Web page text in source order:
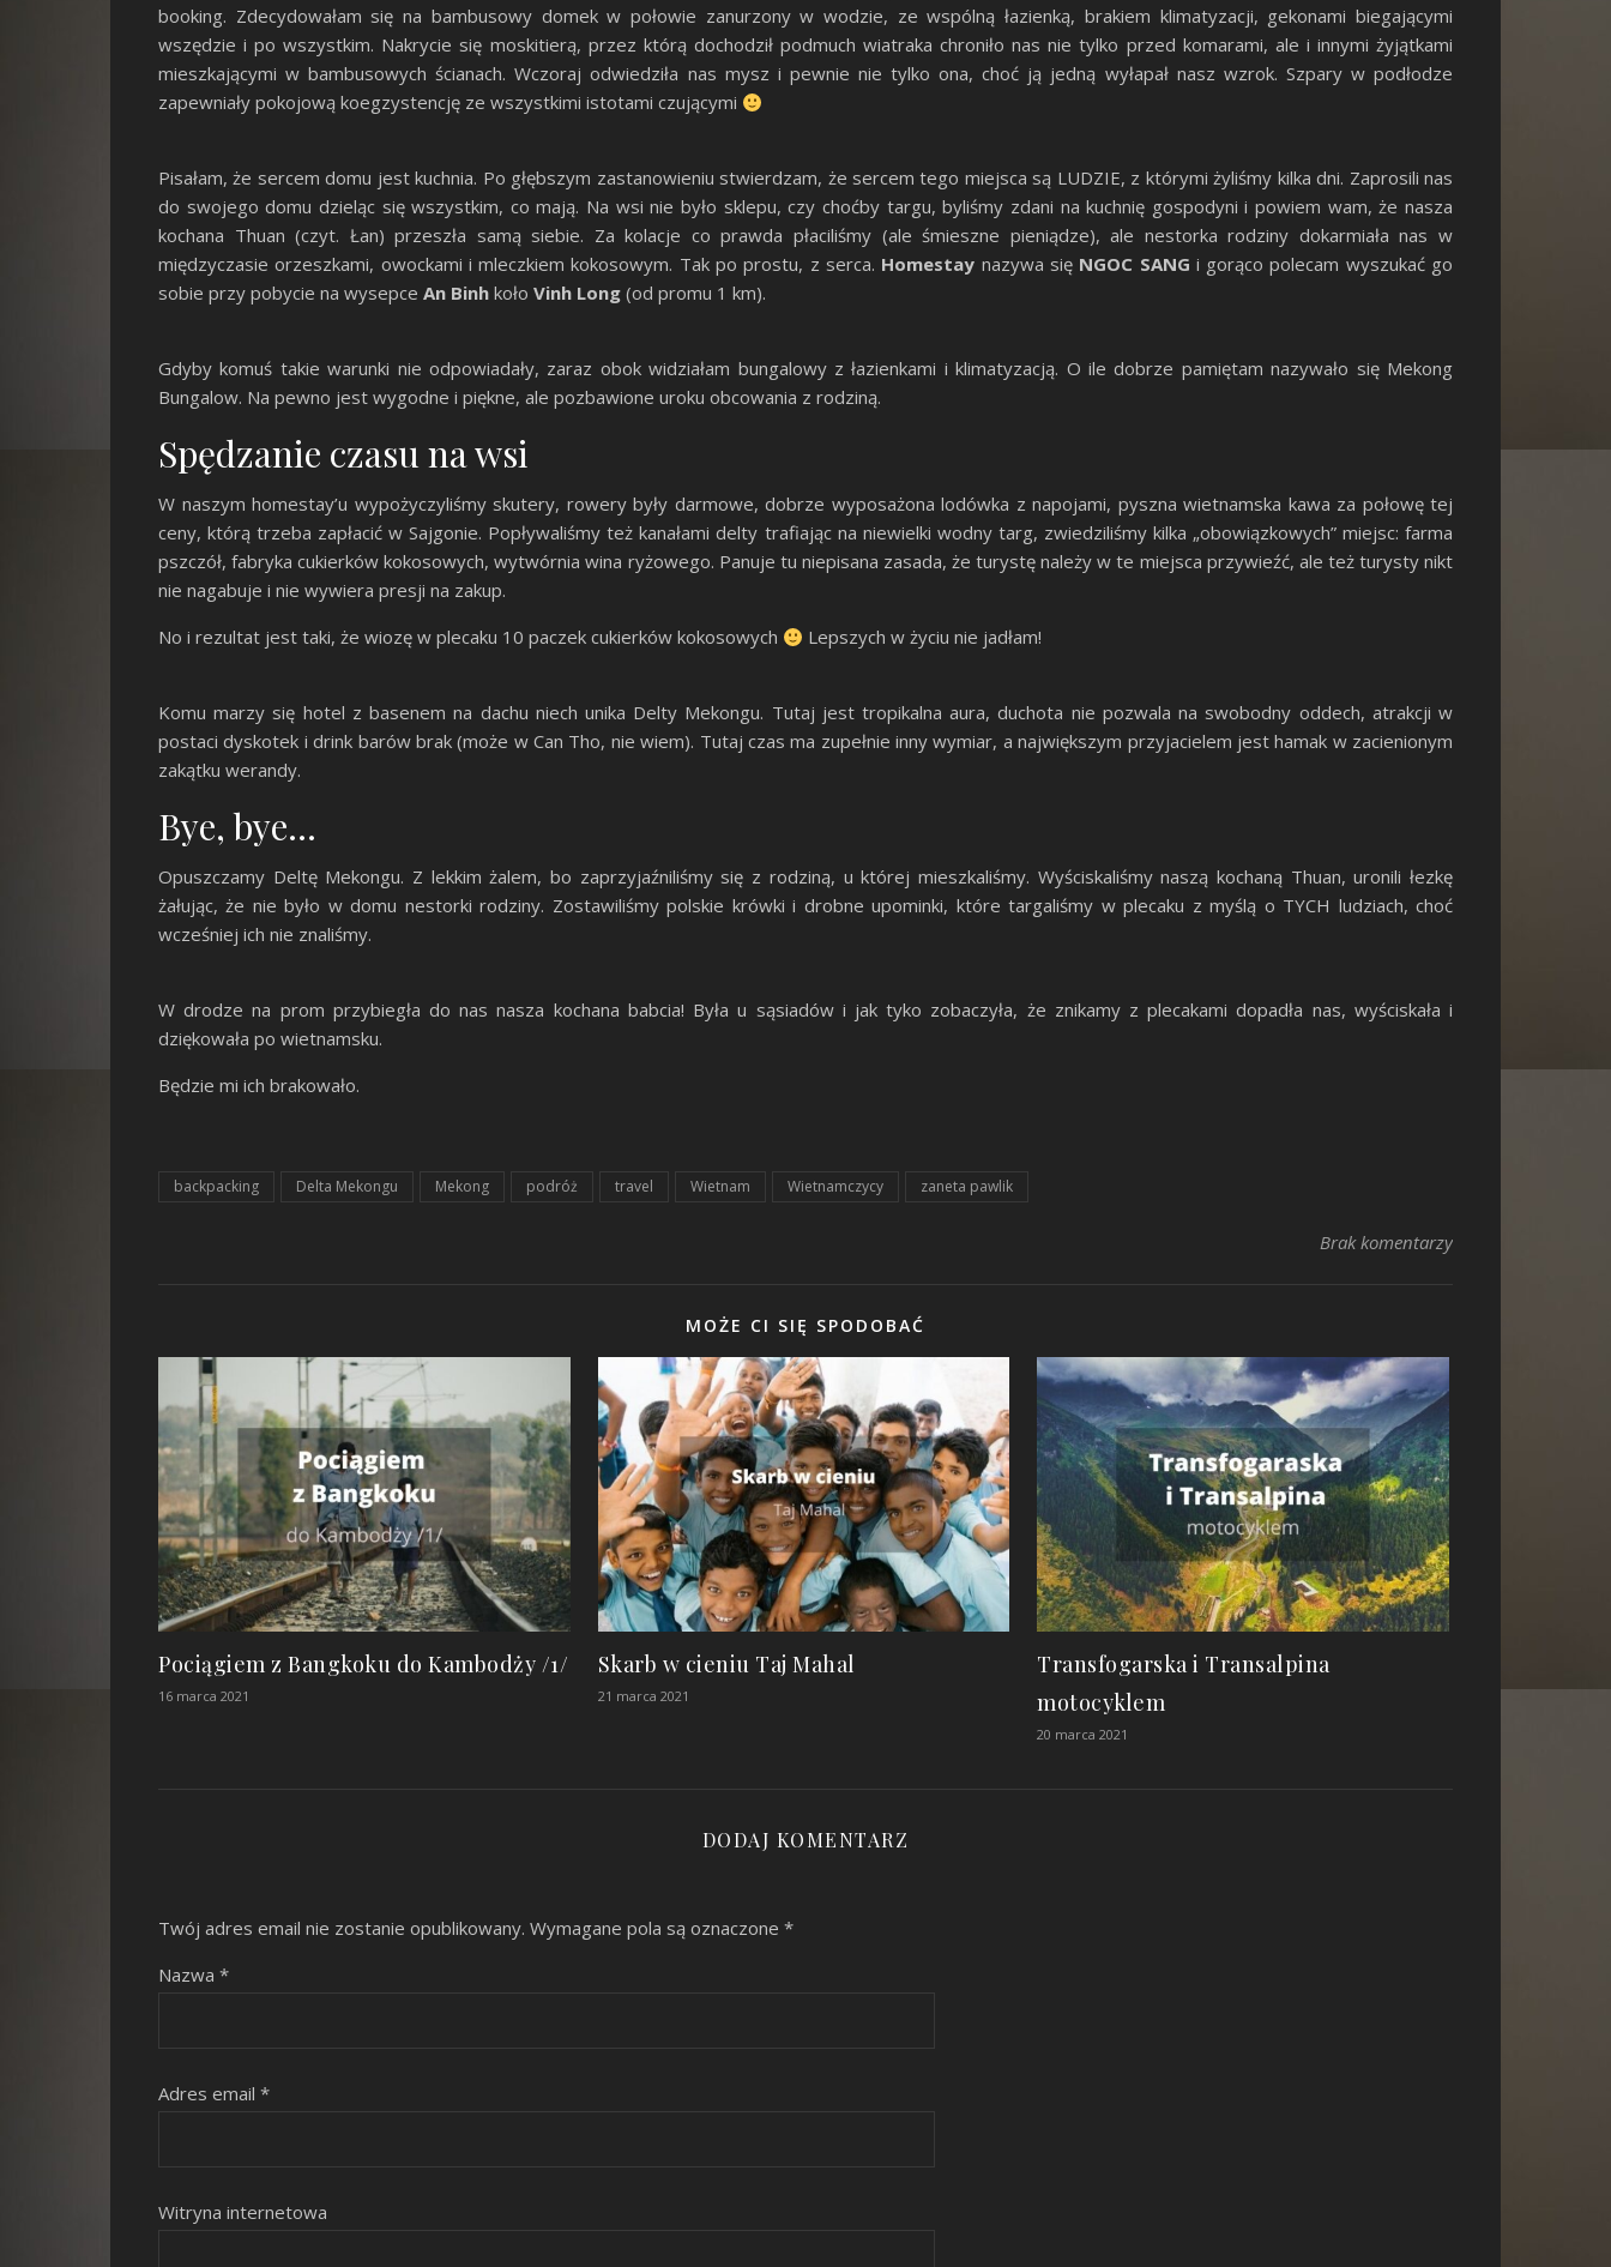
booking. Zdecydowałam się na bambusowy domek w połowie zanurzony w wodzie, ze wspólną łazienką, brakiem klimatyzacji, gekonami biegającymi
wszędzie i po wszystkim. Nakrycie się moskitierą, przez którą dochodził podmuch wiatraka chroniło nas nie tylko przed komarami, ale i innymi żyjątkami
mieszkającymi w bambusowych ścianach. Wczoraj odwiedziła nas mysz i pewnie nie tylko ona, choć ją jedną wyłapał nasz wzrok. Szpary w podłodze
zapewniały pokojową koegzystencję ze wszystkimi istotami czującymi
Pisałam, że sercem domu jest kuchnia. Po głębszym zastanowieniu stwierdzam, że sercem tego miejsca są LUDZIE, z którymi żyliśmy kilka dni. Zaprosili nas
do swojego domu dzieląc się wszystkim, co mają. Na wsi nie było sklepu, czy choćby targu, byliśmy zdani na kuchnię gospodyni i powiem wam, że nasza
kochana Thuan (czyt. Łan) przeszła samą siebie. Za kolacje co prawda płaciliśmy (ale śmieszne pieniądze), ale nestorka rodziny dokarmiała nas w
międzyczasie orzeszkami, owockami i mleczkiem kokosowym. Tak po prostu, z serca. Homestay nazywa się NGOC SANG i gorąco polecam wyszukać go
sobie przy pobycie na wysepce An Binh koło Vinh Long (od promu 1 km).
Gdyby komuś takie warunki nie odpowiadały, zaraz obok widziałam bungalowy z łazienkami i klimatyzacją. O ile dobrze pamiętam nazywało się Mekong
Bungalow. Na pewno jest wygodne i piękne, ale pozbawione uroku obcowania z rodziną.
Spędzanie czasu na wsi
W naszym homestay’u wypożyczyliśmy skutery, rowery były darmowe, dobrze wyposażona lodówka z napojami, pyszna wietnamska kawa za połowę tej
ceny, którą trzeba zapłacić w Sajgonie. Popływaliśmy też kanałami delty trafiając na niewielki wodny targ, zwiedziliśmy kilka „obowiązkowych” miejsc: farma
pszczół, fabryka cukierków kokosowych, wytwórnia wina ryżowego. Panuje tu niepisana zasada, że turystę należy w te miejsca przywieźć, ale też turysty nikt
nie nagabuje i nie wywiera presji na zakup.
No i rezultat jest taki, że wiozę w plecaku 10 paczek cukierków kokosowych
Lepszych w życiu nie jadłam!
Komu marzy się hotel z basenem na dachu niech unika Delty Mekongu. Tutaj jest tropikalna aura, duchota nie pozwala na swobodny oddech, atrakcji w
postaci dyskotek i drink barów brak (może w Can Tho, nie wiem). Tutaj czas ma zupełnie inny wymiar, a największym przyjacielem jest hamak w zacienionym
zakątku werandy.
Bye, bye…
Opuszczamy Deltę Mekongu. Z lekkim żalem, bo zaprzyjaźniliśmy się z rodziną, u której mieszkaliśmy. Wyściskaliśmy naszą kochaną Thuan, uronili łezkę
żałując, że nie było w domu nestorki rodziny. Zostawiliśmy polskie krówki i drobne upominki, które targaliśmy w plecaku z myślą o TYCH ludziach, choć
wcześniej ich nie znaliśmy.
W drodze na prom przybiegła do nas nasza kochana babcia! Była u sąsiadów i jak tyko zobaczyła, że znikamy z plecakami dopadła nas, wyściskała i
dziękowała po wietnamsku.
Będzie mi ich brakowało.
backpacking Delta Mekongu Mekong podróż travel Wietnam Wietnamczycy zaneta pawlik
Brak komentarzy
MOŻE CI SIĘ SPODOBAĆ
Pociągiem z Bangkoku do Kambodży /1/
16 marca 2021
Skarb w cieniu Taj Mahal
21 marca 2021
Transfogarska i Transalpina
motocyklem
20 marca 2021
DODAJ KOMENTARZ
Twój adres email nie zostanie opublikowany. Wymagane pola są oznaczone *
Nazwa *
Adres email *
Witryna internetowa